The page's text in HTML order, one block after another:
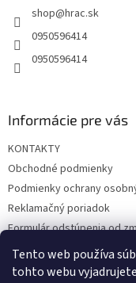
Tento web používa
tohto webu
shop@hrac.sk
0950596414
0950596414
Informácie pre vás
KONTAKTY
Obchodné podmienky
Podmienky ochrany
Reklamačný poriadok
Formulár odstúpenia od
Reklamačný formulár